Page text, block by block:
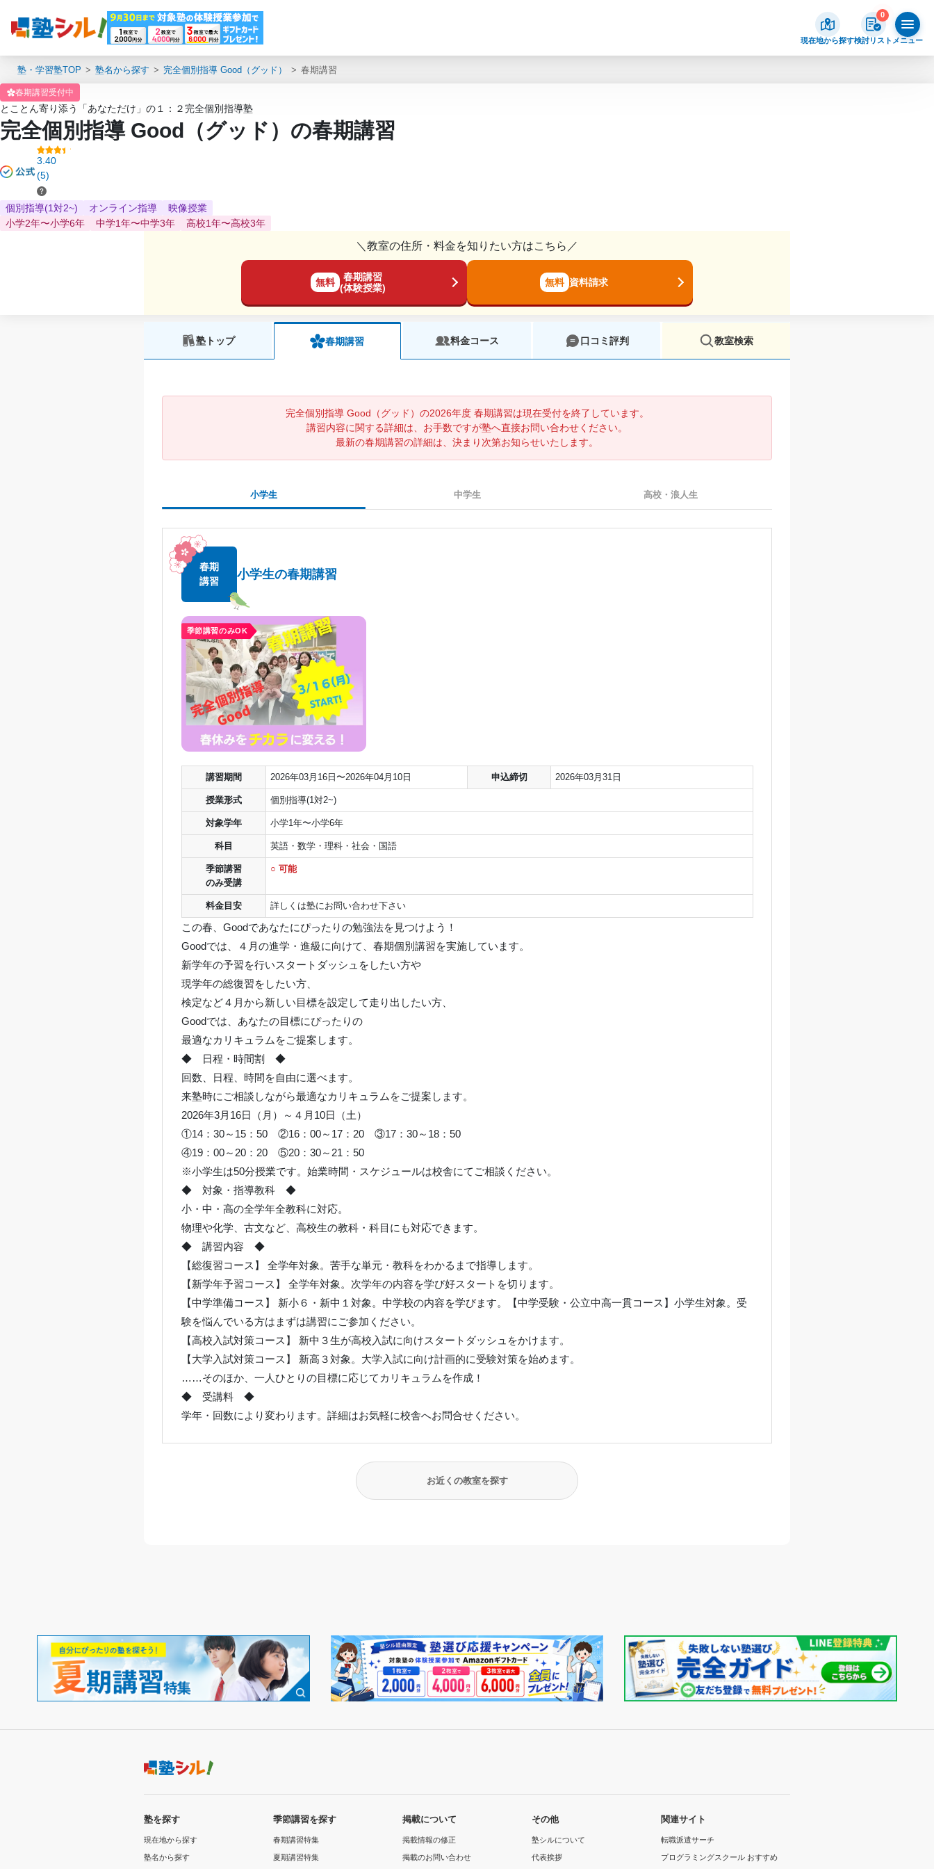
現在地から探す
0
検討リスト メニュー
塾・学習塾TOP 塾名から探す 完全個別指導 Good（グッド） 春期講習
春期講習受付中
とことん寄り添う「あなただけ」の１：２完全個別指導塾
完全個別指導 Good（グッド）の春期講習
3.40
(5)
個別指導(1対2~) オンライン指導
映像授業
小学2年〜小学6年
中学1年〜中学3年 高校1年〜高校3年
＼教室の住所・料金を知りたい方はこちら／
無料
春期講習
(体験授業)
無料 資料請求
塾トップ 春期講習 料金コース 口コミ評判 教室検索
完全個別指導 Good（グッド）の2026年度 春期講習は現在受付を終了しています。
講習内容に関する詳細は、お手数ですが塾へ直接お問い合わせください。
最新の春期講習の詳細は、決まり次第お知らせいたします。
小学生 中学生 高校・浪人生
春期
講習
小学生の春期講習
講習期間 2026年03月16日〜2026年04月10日 申込締切 2026年03月31日
授業形式 個別指導(1対2~)
対象学年 小学1年〜小学6年
科目 英語・数学・理科・社会・国語
季節講習
のみ受講
○ 可能
料金目安 詳しくは塾にお問い合わせ下さい
この春、Goodであなたにぴったりの勉強法を見つけよう！
Goodでは、４月の進学・進級に向けて、春期個別講習を実施しています。
新学年の予習を行いスタートダッシュをしたい方や
現学年の総復習をしたい方、
検定など４月から新しい目標を設定して走り出したい方、
Goodでは、あなたの目標にぴったりの
最適なカリキュラムをご提案します。
◆ 日程・時間割 ◆
回数、日程、時間を自由に選べます。
来塾時にご相談しながら最適なカリキュラムをご提案します。
2026年3月16日（月）～４月10日（土）
①14：30～15：50 ②16：00～17：20 ③17：30～18：50
④19：00～20：20 ⑤20：30～21：50
※小学生は50分授業です。始業時間・スケジュールは校舎にてご相談ください。
◆ 対象・指導教科 ◆
小・中・高の全学年全教科に対応。
物理や化学、古文など、高校生の教科・科目にも対応できます。
◆ 講習内容 ◆
【総復習コース】 全学年対象。苦手な単元・教科をわかるまで指導します。
【新学年予習コース】 全学年対象。次学年の内容を学び好スタートを切ります。
【中学準備コース】 新小６・新中１対象。中学校の内容を学びます。【中学受験・公立中高一貫コース】小学生対象。受
験を悩んでいる方はまずは講習にご参加ください。
【高校入試対策コース】 新中３生が高校入試に向けスタートダッシュをかけます。
【大学入試対策コース】 新高３対象。大学入試に向け計画的に受験対策を始めます。
……そのほか、一人ひとりの目標に応じてカリキュラムを作成！
◆ 受講料 ◆
学年・回数により変わります。詳細はお気軽に校舎へお問合せください。
お近くの教室を探す
塾を探す
現在地から探す
塾名から探す
季節講習を探す
春期講習特集
夏期講習特集
掲載について
掲載情報の修正
掲載のお問い合わせ
その他
塾シルについて
代表挨拶
関連サイト
転職派遣サーチ
プログラミングスクール おすすめ